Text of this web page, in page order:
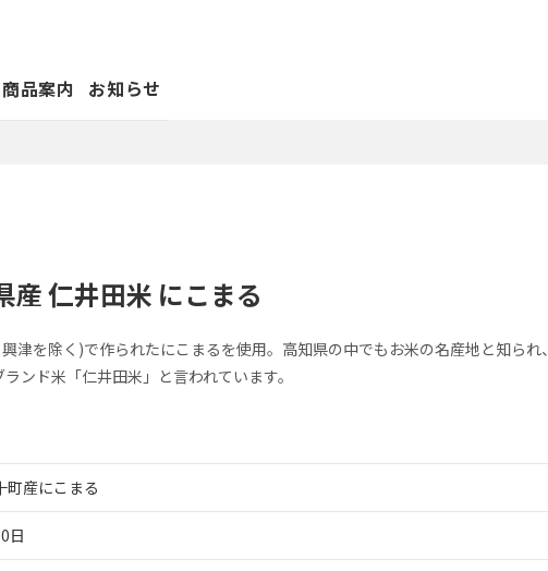
ペットショップ運営事業
商品案内 お知らせ
産 仁井田米 にこまる
津を除く)で作られたにこまるを使用。高知県の中でもお米の名産地と知られ、
ンド米「仁井田米」と言われています。
町産にこまる
日